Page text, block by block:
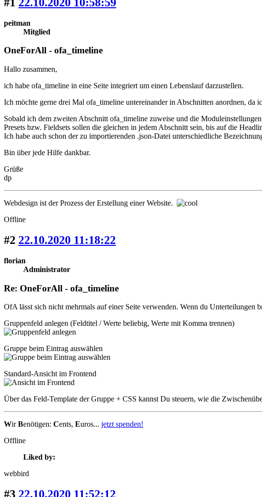
peitman
Mitglied
OneForAll - ofa_timeline
Hallo zusammen,
ich habe ofa_timeline in eine Seite integriert um einen Lebenslauf darzustellen.
Ich möchte gerne drei Mal ofa_timeline untereinander in Abschnitten anordnen, da
Sobald ich dem zweiten Abschnitt ofa_timeline zuweise und die
Presets bzw. Fieldsets sollen die gleichen in jedem Abschnitt sein, bis auf die
Ich habe auch schon der zu importierenden .json-Datei unterschiedliche
Bin über jede Hilfe dankbar.
Grüße
dp
Webdesign ist der Prozess der Erstellung einer Website.
Offline
#2 22.10.2020 11:18:22
florian
Administrator
Re: OneForAll - ofa_timeline
OfA lässt sich nicht mehrmals auf einer Seite verwenden. Wenn du
Gruppenfeld anlegen (Feldtitel / Werte beliebig, Werte mit Komma trennen)
Gruppe beim Eintrag auswählen
Standard-Ansicht im Frontend
Über das Feld-Template der Gruppe + CSS kannst Du steuern, wie die
WirBenötigen: Cents, Euros... jetzt spenden!
Offline
Liked by:
webbird
#3 22.10.2020 11:52:12